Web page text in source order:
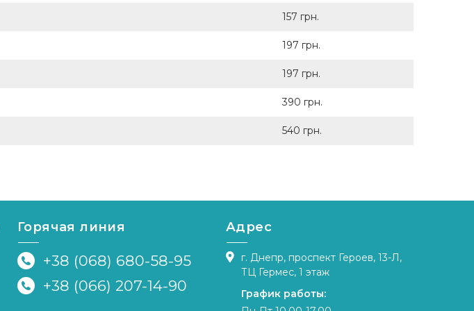
157 грн.
197 грн.
197 грн.
390 грн.
540 грн.
Горячая линия
+38 (068) 680-58-95
+38 (066) 207-14-90
Адрес
г. Днепр, проспект Героев, 13-Л,
ТЦ Гермес, 1 этаж
График работы: